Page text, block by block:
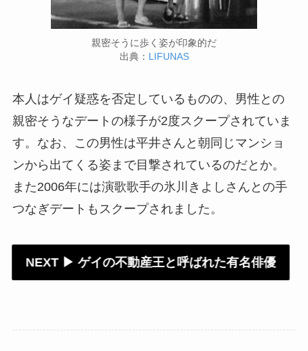
親密そうに歩く姿が印象的だ
出典： LIFUNAS
本人はゲイ疑惑を否定しているものの、男性との
親密そうなデートの様子が2度スクープされていま
す。なお、この男性は平井さんと朝同じマンショ
ンから出てくる姿まで目撃されているのだとか。
また2006年には演歌歌手の氷川きよしさんとの手
つなぎデートもスクープされました。
NEXT ▶︎ ゲイの不動産王と呼ばれた有名俳優